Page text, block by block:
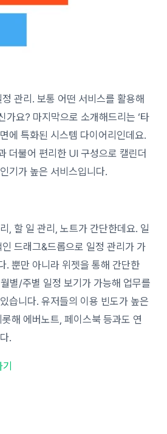
관리. 보통 어떤 서비스를 활용해
가요? 마지막으로 소개해드리는 ‘타
에 특화된 시스템 다이어리인데요.
더불어 편리한 UI 구성으로 캘린더
기가 높은 서비스입니다.
, 할 일 관리, 노트가 간단한데요. 일
드래그&드롭으로 일정 관리가 가
. 뿐만 아니라 위젯을 통해 간단한
별/주별 일정 보기가 가능해 업무를
습니다. 유저들의 이용 빈도가 높은
해 에버노트, 페이스북 등과도 연
.